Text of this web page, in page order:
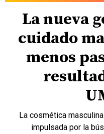
La nueva
cuidado
menos
La cosmética
impulsada por la